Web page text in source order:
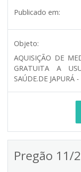
Publicado em:
Objeto:
AQUISIÇÃO DE
GRATUITA A
SAÚDE.DE JAPURÁ -
Pregão 11/